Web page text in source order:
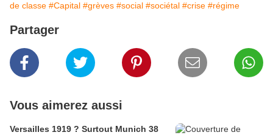
de classe #Capital #grèves #social #sociétal #crise #régime
Partager
Vous aimerez aussi
Versailles 1919 ? Surtout Munich 38